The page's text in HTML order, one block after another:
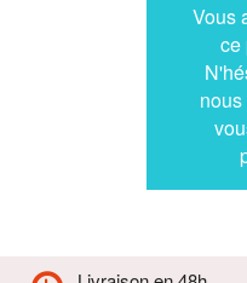
Vous
ce